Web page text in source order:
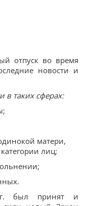
отпуск во время
новости и
в таких сферах:
матери,
лиц;
был принят и